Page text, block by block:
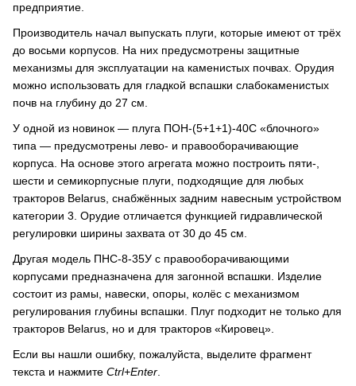
предприятие.
Производитель начал выпускать плуги, которые имеют от трёх
до восьми корпусов. На них предусмотрены защитные
механизмы для эксплуатации на каменистых почвах. Орудия
можно использовать для гладкой вспашки слабокаменистых
почв на глубину до 27 см.
У одной из новинок — плуга ПОН-(5+1+1)-40С «блочного»
типа — предусмотрены лево- и правооборачивающие
корпуса. На основе этого агрегата можно построить пяти-,
шести и семикорпусные плуги, подходящие для любых
тракторов Belarus, снабжённых задним навесным устройством
категории 3. Орудие отличается функцией гидравлической
регулировки ширины захвата от 30 до 45 см.
Другая модель ПНС-8-35У с правооборачивающими
корпусами предназначена для загонной вспашки. Изделие
состоит из рамы, навески, опоры, колёс с механизмом
регулирования глубины вспашки. Плуг подходит не только для
тракторов Belarus, но и для тракторов «Кировец».
Если вы нашли ошибку, пожалуйста, выделите фрагмент
текста и нажмите Ctrl+Enter